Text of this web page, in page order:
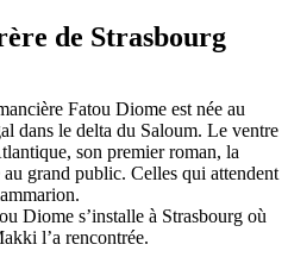
de Strasbourg
Fatou Diome est née au
dans le delta du Saloum. Le ventre
son premier roman, la
au grand public. Celles qui attendent
Diome s’installe à Strasbourg où
l’a rencontrée.